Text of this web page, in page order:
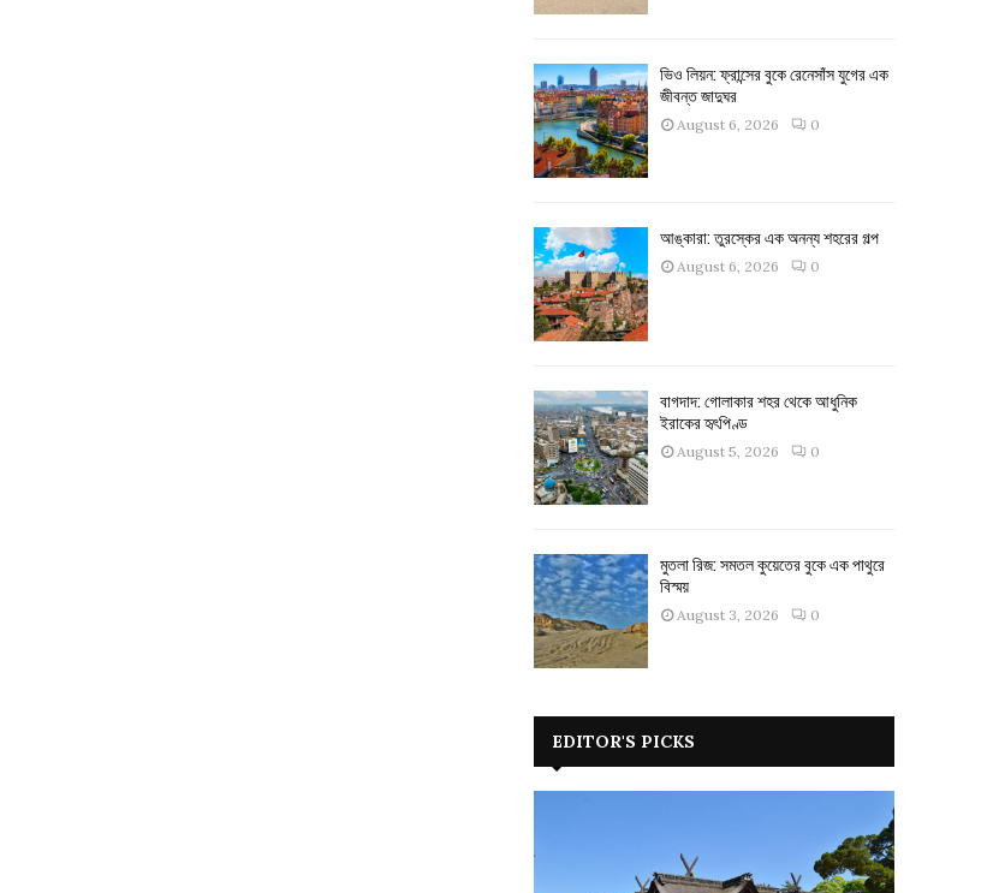
ভিও লিয়ন: ফ্রান্সের বুকে রেনেসাঁস যুগের এক
জীবন্ত জাদুঘর
August 6, 2026 0
আঙ্কারা: তুরস্কের এক অনন্য শহরের গল্প
August 6, 2026 0
বাগদাদ: গোলাকার শহর থেকে আধুনিক
ইরাকের হৃৎপিণ্ড
August 5, 2026 0
মুতলা রিজ: সমতল কুয়েতের বুকে এক পাথুরে
বিস্ময়
August 3, 2026 0
EDITOR'S PICKS